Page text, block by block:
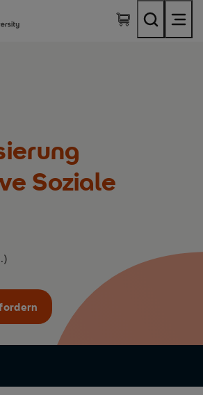
- The Mobile University
Soziale